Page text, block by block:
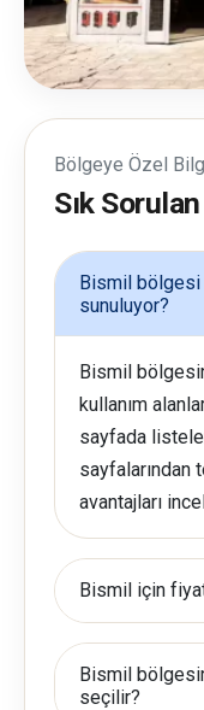
Bölgeye Özel
Sık
Bismil bölgesi
sunuluyor?
Bismil
kullanım
sayfada
sayfalarından
avantajları
Bismil için
Bismil
seçilir?